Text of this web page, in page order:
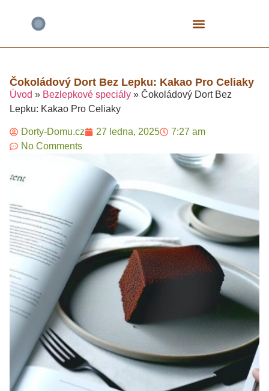
Čokoládový Dort Bez Lepku: Kakao Pro Celiaky
Úvod » Bezlepkové speciály » Čokoládový Dort Bez
Lepku: Kakao Pro Celiaky
Dorty-Domu.cz 27 ledna, 2025
7:27 am
No Comments